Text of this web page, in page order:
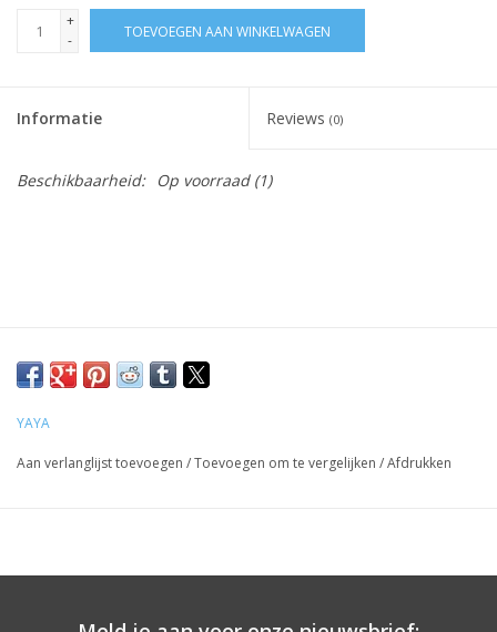
+
-
TOEVOEGEN AAN WINKELWAGEN
Informatie Reviews (0)
Beschikbaarheid: Op voorraad(1)
YAYA
Aan verlanglijst toevoegen /Toevoegen om te vergelijken /Afdrukken